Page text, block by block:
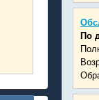
По